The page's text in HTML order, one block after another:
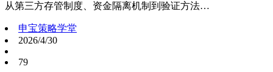
从第三方存管制度、资金隔离机制到验证方法…
申宝策略学堂
2026/4/30
79